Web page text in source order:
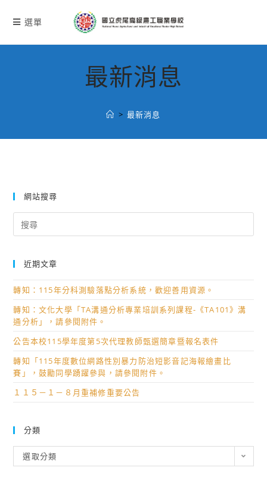
選單
最新消息
> 最新消息
網站搜尋
for:
近期文章
轉知：115年分科測驗落點分析系統，歡迎善用資源。
轉知：文化大學「TA溝通分析專業培訓系列課程-《TA101》溝
通分析」，請參閱附件。
公告本校115學年度第5次代理教師甄選簡章暨報名表件
轉知「115年度數位網路性別暴力防治短影音記海報繪畫比
賽」，鼓勵同學踴躍參與，請參閱附件。
１１５－１－８月重補修重要公告
分類
類
選取分類